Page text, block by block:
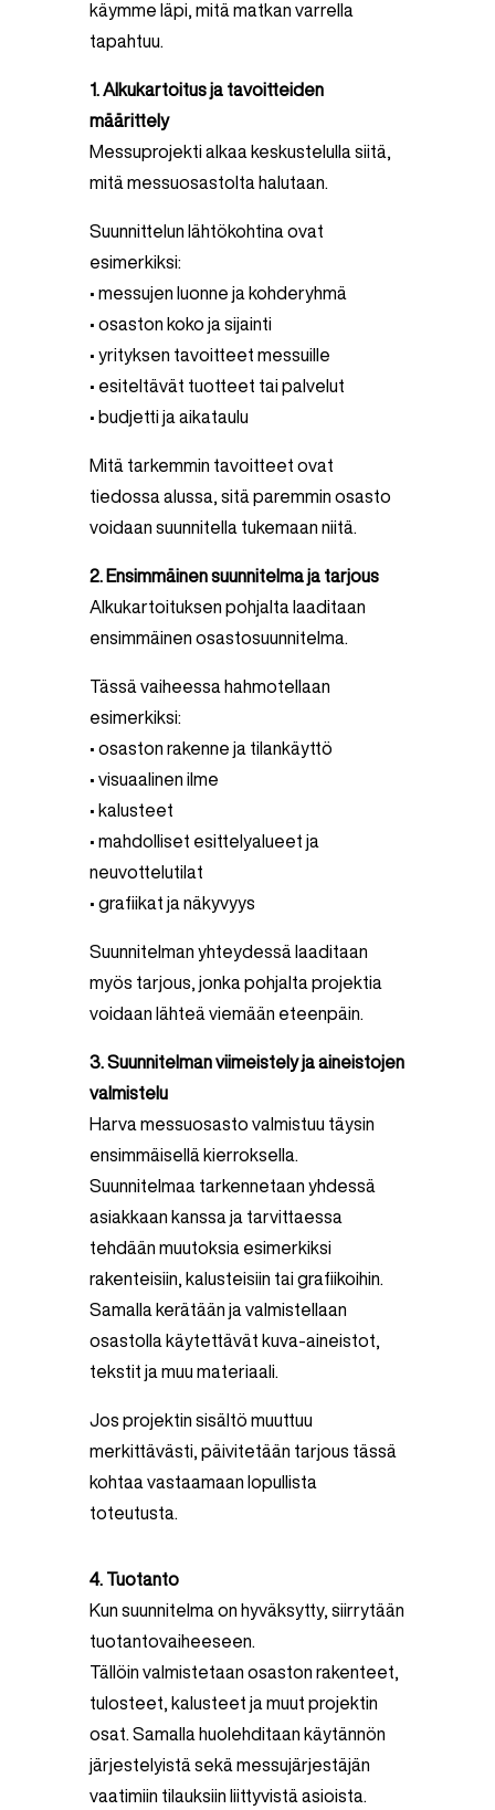
käymme läpi, mitä matkan varrella
tapahtuu.
1. Alkukartoitus ja tavoitteiden
määrittely
Messuprojekti alkaa keskustelulla siitä,
mitä messuosastolta halutaan.
Suunnittelun lähtökohtina ovat
esimerkiksi:
• messujen luonne ja kohderyhmä
• osaston koko ja sijainti
• yrityksen tavoitteet messuille
• esiteltävät tuotteet tai palvelut
• budjetti ja aikataulu
Mitä tarkemmin tavoitteet ovat
tiedossa alussa, sitä paremmin osasto
voidaan suunnitella tukemaan niitä.
2. Ensimmäinen suunnitelma ja tarjous
Alkukartoituksen pohjalta laaditaan
ensimmäinen osastosuunnitelma.
Tässä vaiheessa hahmotellaan
esimerkiksi:
• osaston rakenne ja tilankäyttö
• visuaalinen ilme
• kalusteet
• mahdolliset esittelyalueet ja
neuvottelutilat
• grafiikat ja näkyvyys
Suunnitelman yhteydessä laaditaan
myös tarjous, jonka pohjalta projektia
voidaan lähteä viemään eteenpäin.
3. Suunnitelman viimeistely ja aineistojen
valmistelu
Harva messuosasto valmistuu täysin
ensimmäisellä kierroksella.
Suunnitelmaa tarkennetaan yhdessä
asiakkaan kanssa ja tarvittaessa
tehdään muutoksia esimerkiksi
rakenteisiin, kalusteisiin tai grafiikoihin.
Samalla kerätään ja valmistellaan
osastolla käytettävät kuva-aineistot,
tekstit ja muu materiaali.
Jos projektin sisältö muuttuu
merkittävästi, päivitetään tarjous tässä
kohtaa vastaamaan lopullista
toteutusta.
4. Tuotanto
Kun suunnitelma on hyväksytty, siirrytään
tuotantovaiheeseen.
Tällöin valmistetaan osaston rakenteet,
tulosteet, kalusteet ja muut projektin
osat. Samalla huolehditaan käytännön
järjestelyistä sekä messujärjestäjän
vaatimiin tilauksiin liittyvistä asioista.